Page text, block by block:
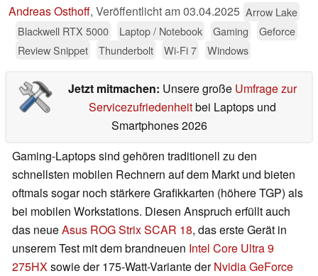
Andreas Osthoff, Veröffentlicht am03.04.2025 Arrow Lake
Blackwell RTX 5000
Laptop / Notebook Gaming
Geforce
Review Snippet
Thunderbolt Wi-Fi 7 Windows
Jetzt mitmachen: Unsere große Umfrage zur
Servicezufriedenheitbei Laptops und
Smartphones 2026
Gaming-Laptops sind gehören traditionell zu den
schnellsten mobilen Rechnern auf dem Markt und bieten
oftmals sogar noch stärkere Grafikkarten (höhere TGP) als
bei mobilen Workstations. Diesen Anspruch erfüllt auch
das neueAsus ROG Strix SCAR 18, das erste Gerät in
unserem Test mit dem brandneuen Intel Core Ultra 9
275HXsowie der 175-Watt-Variante derNvidia GeForce